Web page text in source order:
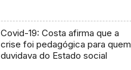
Covid-19: Costa afirma que a
crise foi pedagógica para quem
duvidava do Estado social